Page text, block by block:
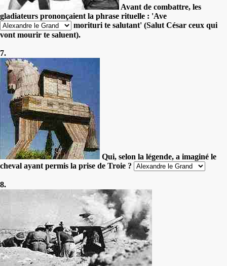
Avant de combattre, les
gladiateurs prononçaient la phrase rituelle : 'Ave
morituri te salutant' (Salut César ceux qui
vont mourir te saluent).
7.
Qui, selon la légende, a imaginé le
cheval ayant permis la prise de Troie ?
8.